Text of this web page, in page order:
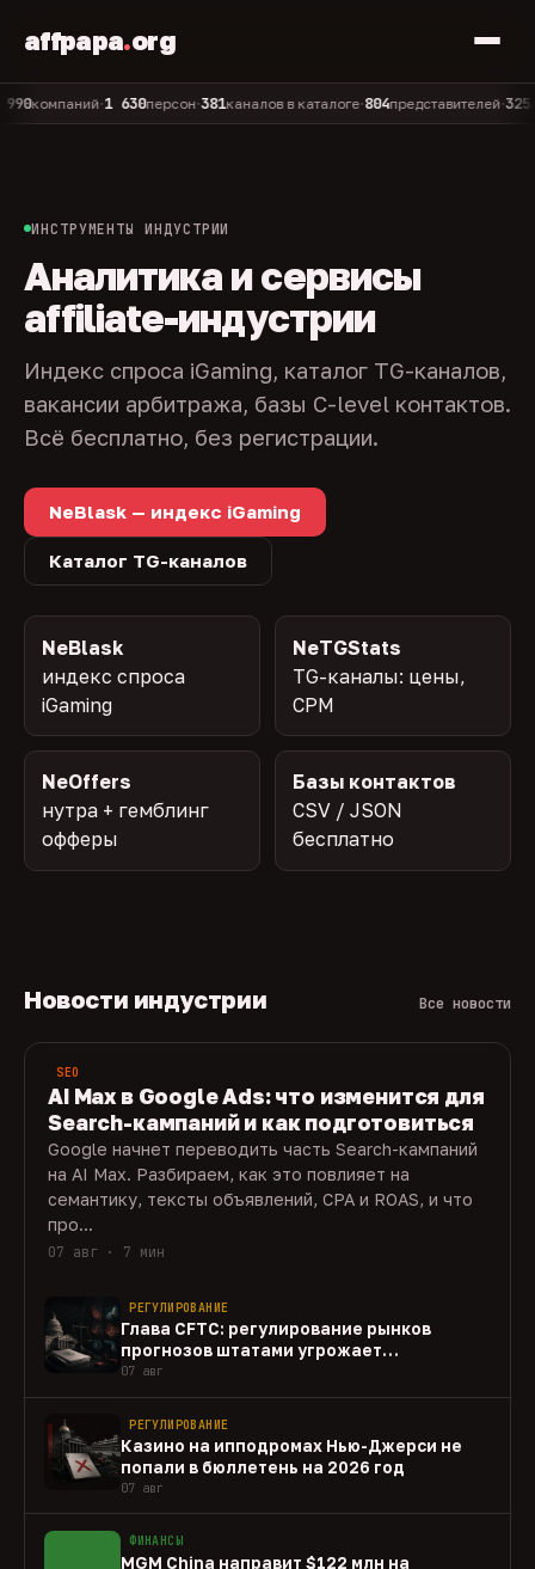
affpapa.org
•1 630персон•381каналов в каталоге•804представителей•325
ИНСТРУМЕНТЫ ИНДУСТРИИ
Аналитика и сервисы
affiliate-индустрии
Индекс спроса iGaming, каталог TG-каналов,
вакансии арбитража, базы C-level контактов.
Всё бесплатно, без регистрации.
NeBlask — индекс iGaming
Каталог TG-каналов
NeBlask
индекс спроса
iGaming
NeTGStats
TG-каналы: цены,
CPM
NeOffers
нутра + гемблинг
офферы
Базы контактов
CSV / JSON
бесплатно
Новости индустрии Все новости
SEO
AI Max в Google Ads: что изменится для
Search-кампаний и как подготовиться
Google начнет переводить часть Search-кампаний
на AI Max. Разбираем, как это повлияет на
семантику, тексты объявлений, CPA и ROAS, и что
про...
07 авг · 7 мин
РЕГУЛИРОВАНИЕ
Глава CFTC: регулирование рынков
прогнозов штатами угрожает
федеральному рынку
07 авг
РЕГУЛИРОВАНИЕ
Казино на ипподромах Нью-Джерси не
попали в бюллетень на 2026 год
07 авг
ФИНАНСЫ
MGM China направит $122 млн на